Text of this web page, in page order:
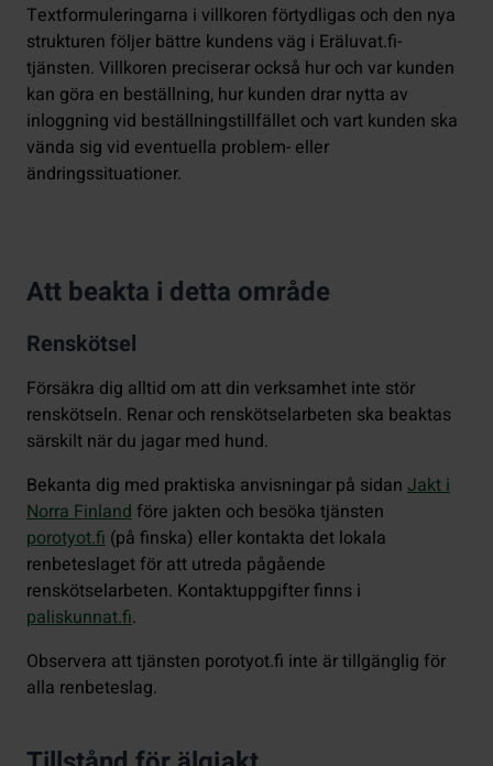
Textformuleringarna i villkoren förtydligas och den nya
strukturen följer bättre kundens väg i Eräluvat.fi-
tjänsten. Villkoren preciserar också hur och var kunden
kan göra en beställning, hur kunden drar nytta av
inloggning vid beställningstillfället och vart kunden ska
vända sig vid eventuella problem- eller
ändringssituationer.
Att beakta i detta område
Renskötsel
Försäkra dig alltid om att din verksamhet inte stör
renskötseln. Renar och renskötselarbeten ska beaktas
särskilt när du jagar med hund.
Bekanta dig med praktiska anvisningar på sidan Jakt i
Norra Finland före jakten och besöka tjänsten
porotyot.fi (på finska) eller kontakta det lokala
renbeteslaget för att utreda pågående
renskötselarbeten. Kontaktuppgifter finns i
paliskunnat.fi.
Observera att tjänsten porotyot.fi inte är tillgänglig för
alla renbeteslag.